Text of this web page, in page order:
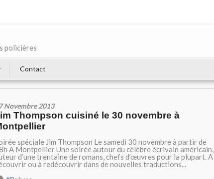
policières
Contact
Novembre 2013
Thompson cuisiné le 30 novembre à
spéciale Jim Thompson Le samedi 30 novembre à partir de
A Montpellier Une soirée autour du célèbre écrivain américain,
d’une trentaine de romans, chefs d’œuvres pour la plupart. A
ou à redécouvrir dans de nouvelles traductions...